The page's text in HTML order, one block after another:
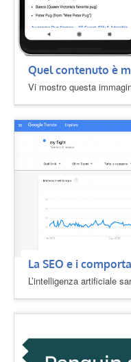
Quel contenuto è
Vi mostro questa
La SEO e i
L’intelligenza artificiale